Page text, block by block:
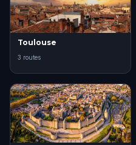
Toulouse
3 routes